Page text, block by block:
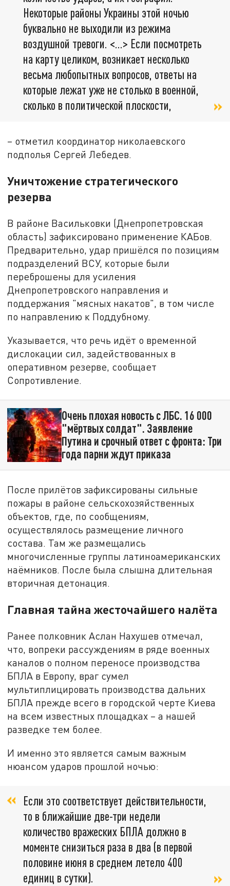
Некоторые районы Украины этой ночью
буквально не выходили из режима
воздушной тревоги. <…> Если посмотреть
на карту целиком, возникает несколько
весьма любопытных вопросов, ответы на
которые лежат уже не столько в военной,
сколько в политической плоскости,
– отметил координатор николаевского
подполья Сергей Лебедев.
Уничтожение стратегического
резерва
В районе Васильковки (Днепропетровская
область) зафиксировано применение КАБов.
Предварительно, удар пришёлся по позициям
подразделений ВСУ, которые были
переброшены для усиления
Днепропетровского направления и
поддержания "мясных накатов", в том числе
по направлению к Поддубному.
Указывается, что речь идёт о временной
дислокации сил, задействованных в
оперативном резерве, сообщает
Сопротивление.
Очень плохая новость с ЛБС. 16 000
"мёртвых солдат". Заявление
Путина и срочный ответ с фронта: Три
года парни ждут приказа
После прилётов зафиксированы сильные
пожары в районе сельскохозяйственных
объектов, где, по сообщениям,
осуществлялось размещение личного
состава. Там же размещались
многочисленные группы латиноамериканских
наёмников. После была слышна длительная
вторичная детонация.
Главная тайна жесточайшего налёта
Ранее полковник Аслан Нахушев отмечал,
что, вопреки рассуждениям в ряде военных
каналов о полном переносе производства
БПЛА в Европу, враг сумел
мультиплицировать производства дальних
БПЛА прежде всего в городской черте Киева
на всем известных площадках – а нашей
разведке тем более.
И именно это является самым важным
нюансом ударов прошлой ночью:
Если это соответствует действительности,
то в ближайшие две-три недели
количество вражеских БПЛА должно в
моменте снизиться раза в два (в первой
половине июня в среднем летело 400
единиц в сутки).